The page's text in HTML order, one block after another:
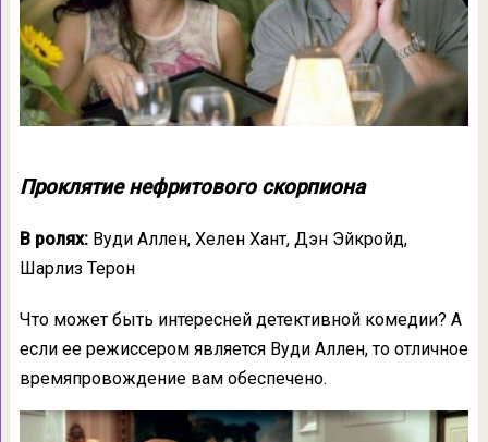
Проклятие нефритового скорпиона
В ролях:Вуди Аллен, Хелен Хант, Дэн Эйкройд,
Шарлиз Терон
Что может быть интересней детективной комедии? А
если ее режиссером является Вуди Аллен, то отличное
времяпровождение вам обеспечено.